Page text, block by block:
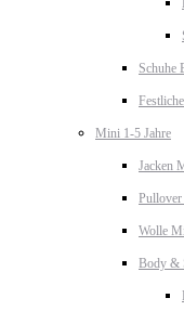
Schuhe
Mini 1-5 Jahre
Jacken
Wolle
Body &